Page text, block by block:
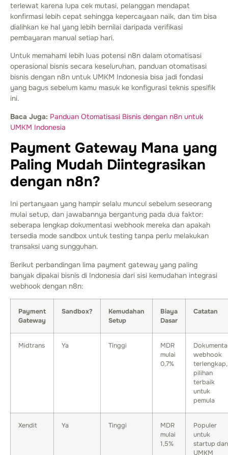
terlewat karena lupa cek mutasi, pelanggan mendapat
konfirmasi lebih cepat sehingga kepercayaan naik, dan tim bisa
dialihkan ke hal yang lebih bernilai daripada verifikasi
pembayaran manual setiap hari.
Untuk memahami lebih luas potensi n8n dalam otomatisasi
operasional bisnis secara keseluruhan, panduan otomatisasi
bisnis dengan n8n untuk UMKM Indonesia bisa jadi fondasi
yang bagus sebelum kamu masuk ke konfigurasi teknis spesifik
ini.
Baca Juga: Panduan Otomatisasi Bisnis dengan n8n untuk
UMKM Indonesia
Payment Gateway Mana yang
Paling Mudah Diintegrasikan
dengan n8n?
Ini pertanyaan yang hampir selalu muncul sebelum seseorang
mulai setup, dan jawabannya bergantung pada dua faktor:
seberapa lengkap dokumentasi webhook mereka dan apakah
tersedia mode sandbox untuk testing tanpa perlu melakukan
transaksi uang sungguhan.
Berikut perbandingan lima payment gateway yang paling
banyak dipakai bisnis di Indonesia dari sisi kemudahan integrasi
webhook dengan n8n:
Payment
Gateway
Sandbox?
Kemudahan
Setup
Biaya
Dasar
Catatan
Midtrans Ya Tinggi
MDR
mulai
0,7%
webhook
terlengkap,
pilihan
terbaik
untuk
pemula
Xendit Ya Tinggi
MDR
mulai
1,5%
Populer
untuk
startup dan
UMKM